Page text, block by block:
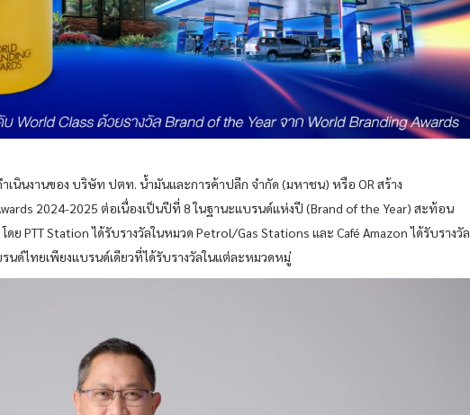
ำเนินงานของ บริษัท ปตท. น้ำมันและการค้าปลีก จำกัด (มหาชน) หรือ OR สร้าง
2024-2025 ต่อเนื่องเป็นปีที่ 8 ในฐานะแบรนด์แห่งปี (Brand of the Year) สะท้อน
ย PTT Station ได้รับรางวัลในหมวด Petrol/Gas Stations และ Café Amazon ได้รับรางวัล
นด์ไทยเพียงแบรนด์เดียวที่ได้รับรางวัลในแต่ละหมวดหมู่